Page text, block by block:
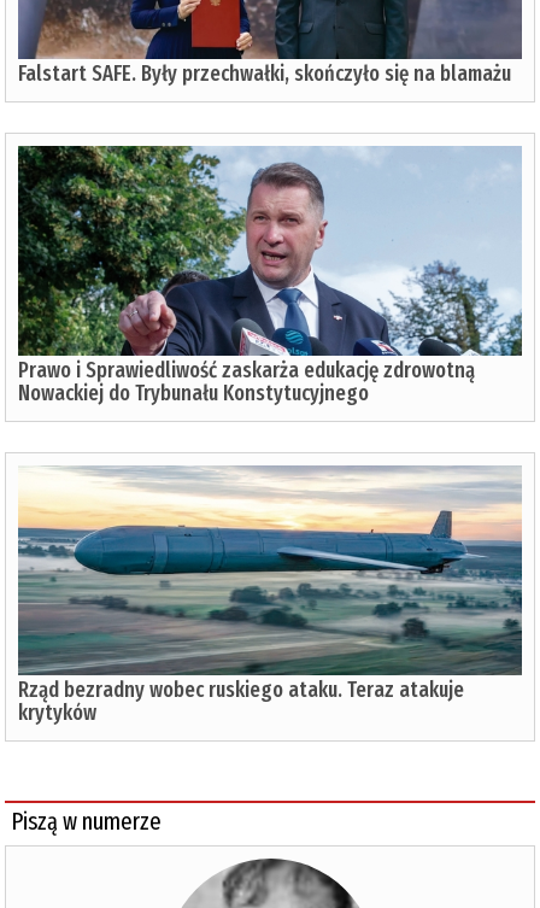
Falstart SAFE. Były przechwałki, skończyło się na blamażu
Prawo i Sprawiedliwość zaskarża edukację zdrowotną
Nowackiej do Trybunału Konstytucyjnego
Rząd bezradny wobec ruskiego ataku. Teraz atakuje
krytyków
Piszą w numerze